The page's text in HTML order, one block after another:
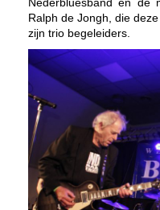
Ralph de Jongh, die
zijn trio begeleiders.